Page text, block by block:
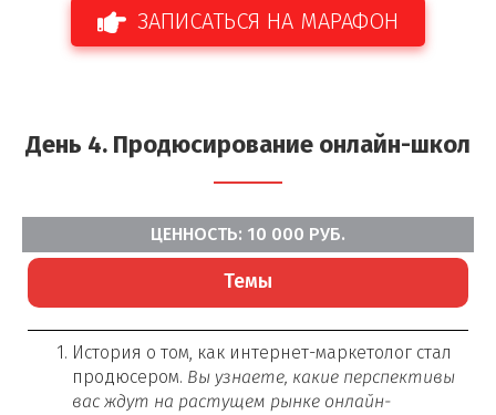
ЗАПИСАТЬСЯ НА МАРАФОН
День 4. Продюсирование онлайн-школ
ЦЕННОСТЬ: 10 000 РУБ.
Темы
История о том, как интернет-маркетолог стал
продюсером. Вы узнаете, какие перспективы
вас ждут на растущем рынке онлайн-